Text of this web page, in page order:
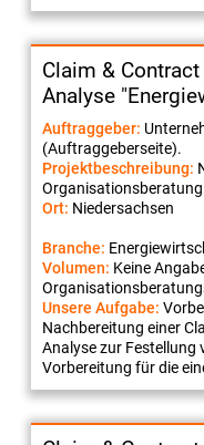
Claim &
Analyse
Auftraggeber:
(Auftraggeberseite).
Projektbeschreibung:
Ort: Niedersachsen
Branche:
Volumen: Keine
Unsere Aufgabe:
Nachbereitung einer
Analyse zur Festellung
Vorbereitung für die